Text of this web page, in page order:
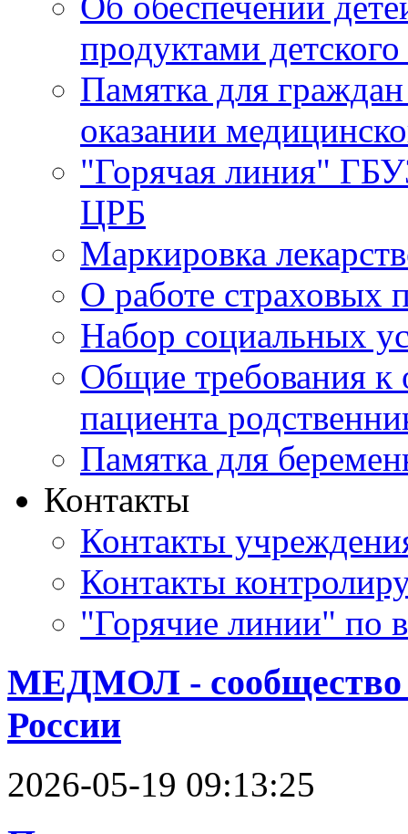
продуктами
Памятка для
оказании
"Горячая линия"
ЦРБ
Маркировка
О работе страховых
Набор социальных
Общие требования к
пациента
Памятка для
Контакты
Контакты
Контакты
"Горячие линии" по
МЕДМОЛ - cообщество
России
2026-05-19 09:13:25